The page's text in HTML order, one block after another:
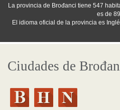
La provincia de Brođanci tiene 547
es de
El idioma oficial de la provincia es
Ciudades de